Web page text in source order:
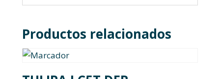
Productos relacionados